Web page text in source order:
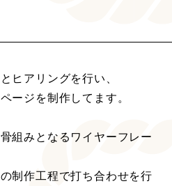
ヒアリングを行い、
ージを制作してます。
組みとなるワイヤーフレー
制作工程で打ち合わせを行